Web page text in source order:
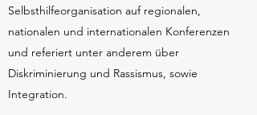
Selbsthilfeorganisation auf regionalen,
nationalen und internationalen Konferenzen
und referiert unter anderem über
Diskriminierung und Rassismus, sowie
Integration.